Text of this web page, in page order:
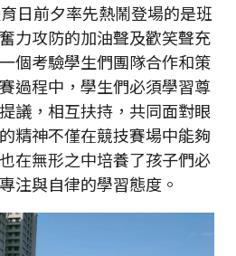
前夕率先熱鬧登場的是班
力攻防的加油聲及歡笑聲充
個考驗學生們團隊合作和策
過程中，學生們必須學習尊
議，相互扶持，共同面對眼
精神不僅在競技賽場中能夠
在無形之中培養了孩子們必
注與自律的學習態度。